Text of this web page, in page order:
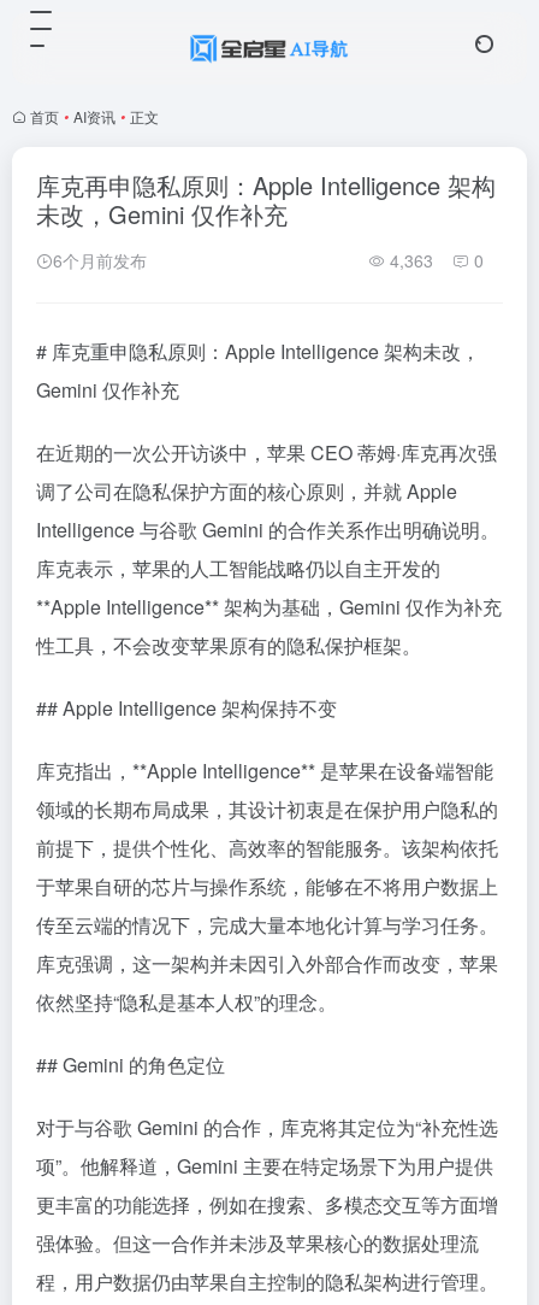
首页 • AI资讯 • 正文
库克再申隐私原则：Apple Intelligence 架构
未改，Gemini 仅作补充
6个月前发布 4,363 0
# 库克重申隐私原则：Apple Intelligence 架构未改，
Gemini 仅作补充
在近期的一次公开访谈中，苹果 CEO 蒂姆·库克再次强
调了公司在隐私保护方面的核心原则，并就 Apple
Intelligence 与谷歌 Gemini 的合作关系作出明确说明。
库克表示，苹果的人工智能战略仍以自主开发的
**Apple Intelligence** 架构为基础，Gemini 仅作为补充
性工具，不会改变苹果原有的隐私保护框架。
## Apple Intelligence 架构保持不变
库克指出，**Apple Intelligence** 是苹果在设备端智能
领域的长期布局成果，其设计初衷是在保护用户隐私的
前提下，提供个性化、高效率的智能服务。该架构依托
于苹果自研的芯片与操作系统，能够在不将用户数据上
传至云端的情况下，完成大量本地化计算与学习任务。
库克强调，这一架构并未因引入外部合作而改变，苹果
依然坚持“隐私是基本人权”的理念。
## Gemini 的角色定位
对于与谷歌 Gemini 的合作，库克将其定位为“补充性选
项”。他解释道，Gemini 主要在特定场景下为用户提供
更丰富的功能选择，例如在搜索、多模态交互等方面增
强体验。但这一合作并未涉及苹果核心的数据处理流
程，用户数据仍由苹果自主控制的隐私架构进行管理。